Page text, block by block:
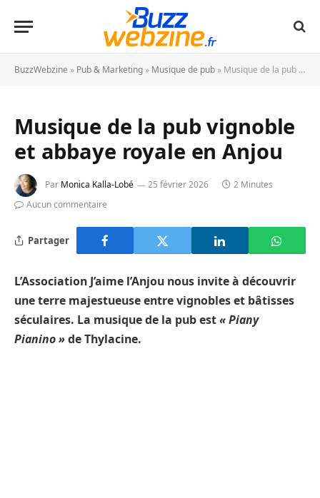
BuzzWebzine » Pub & Marketing » Musique de pub » Musique de la pub vignoble et abbaye royale en Anjou
Musique de la pub vignoble
et abbaye royale en Anjou
Par Monica Kalla-Lobé 25 février 2026
2 Minutes
Aucun commentaire
Partager
L’Association J’aime l’Anjou nous invite à découvrir
une terre majestueuse entre vignobles et bâtisses
séculaires. La musique de la pub est« Piany
Pianino »de Thylacine.